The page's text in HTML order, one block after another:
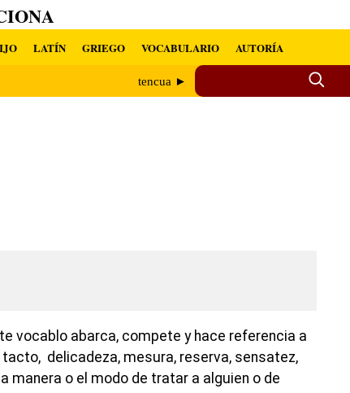
LATÍN GRIEGO VOCABULARIO AUTORÍA
tencua ►
vocablo abarca, compete y hace referencia a
delicadeza, mesura, reserva, sensatez,
manera o el modo de tratar a alguien o de